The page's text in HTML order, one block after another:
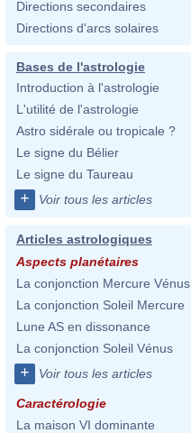
Directions secondaires
Directions d'arcs solaires
Bases de l'astrologie
Introduction à l'astrologie
L'utilité de l'astrologie
Astro sidérale ou tropicale ?
Le signe du Bélier
Le signe du Taureau
+ Voir tous les articles
Articles astrologiques
Aspects planétaires
La conjonction Mercure Vénus
La conjonction Soleil Mercure
Lune AS en dissonance
La conjonction Soleil Vénus
+ Voir tous les articles
Caractérologie
La maison VI dominante